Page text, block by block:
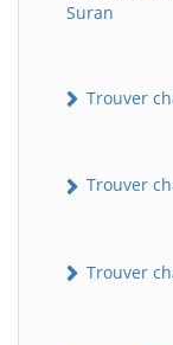
Suran
Trouver
Trouver
Trouver